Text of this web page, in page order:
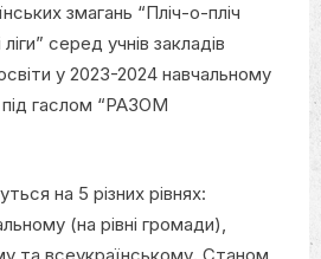
змагань “Пліч-о-пліч
серед учнів закладів
у 2023-2024 навчальному
під гаслом “РАЗОМ
на 5 різних рівнях:
(на рівні громади),
та всеукраїнському. Станом